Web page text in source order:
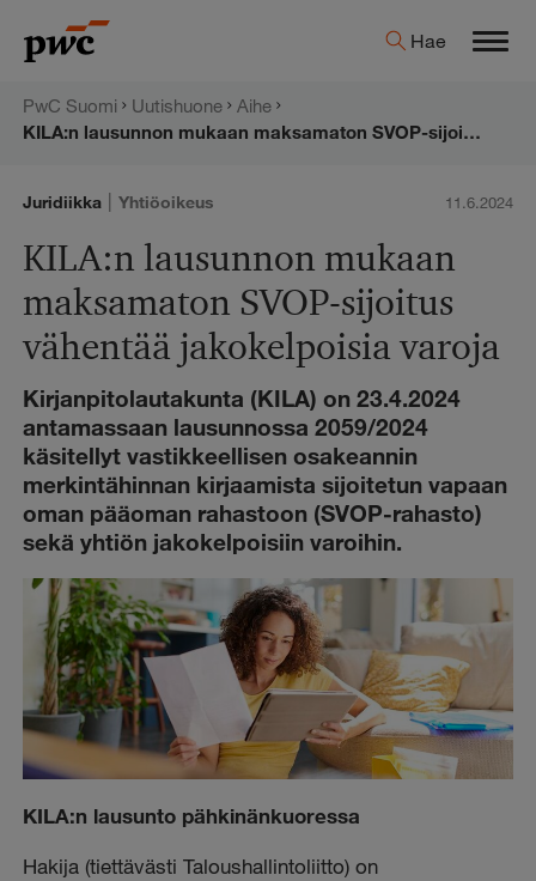
sisältöön
PwC:n
Hae
PwC Suomi Uutishuone
Aihe
KILA:n lausunnon mukaan maksamaton SVOP-sijoitus vähentää jakokelpoisia varoja
Juridiikka | Yhtiöoikeus 11.6.2024
KILA:n lausunnon mukaan
maksamaton SVOP-sijoitus
vähentää jakokelpoisia varoja
Kirjanpitolautakunta (KILA) on 23.4.2024
antamassaan lausunnossa 2059/2024
käsitellyt vastikkeellisen osakeannin
merkintähinnan kirjaamista sijoitetun vapaan
oman pääoman rahastoon (SVOP-rahasto)
sekä yhtiön jakokelpoisiin varoihin.
KILA:n lausunto pähkinänkuoressa
Hakija (tiettävästi Taloushallintoliitto) on